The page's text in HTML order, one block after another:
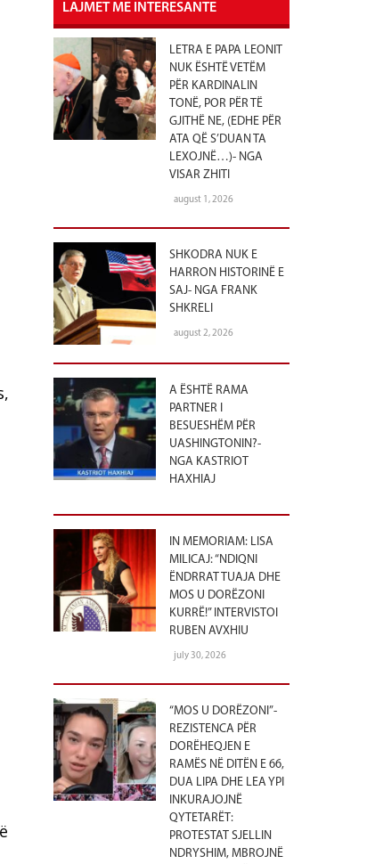
LAJMET ME INTERESANTE
LETRA E PAPA LEONIT
NUK ËSHTË VETËM
PËR KARDINALIN
TONË, POR PËR TË
GJITHË NE, (EDHE PËR
ATA QË S’DUAN TA
LEXOJNË…)- NGA
VISAR ZHITI
august 1, 2026
SHKODRA NUK E
HARRON HISTORINË E
SAJ- NGA FRANK
SHKRELI
august 2, 2026
A ËSHTË RAMA
PARTNER I
BESUESHËM PËR
UASHINGTONIN?-
NGA KASTRIOT
HAXHIAJ
IN MEMORIAM: LISA
MILICAJ: “NDIQNI
ËNDRRAT TUAJA DHE
MOS U DORËZONI
KURRË!” INTERVISTOI
RUBEN AVXHIU
july 30, 2026
“MOS U DORËZONI”-
REZISTENCA PËR
DORËHEQJEN E
RAMËS NË DITËN E 66,
DUA LIPA DHE LEA YPI
INKURAJOJNË
QYTETARËT:
PROTESTAT SJELLIN
NDRYSHIM, MBROJNË